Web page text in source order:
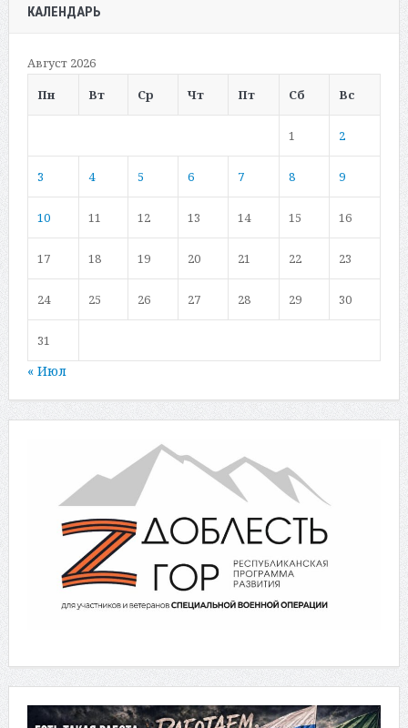
КАЛЕНДАРЬ
Август 2026
Пн
Вт Ср Чт Пт Сб Вс
1 2
3 4 5 6 7 8 9
10 11 12 13 14 15 16
17 18 19 20 21 22 23
24 25 26 27 28 29 30
31
« Июл